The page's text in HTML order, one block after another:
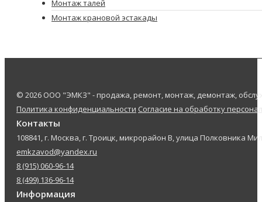
Монтаж талей
Монтаж крановой эстакады
© 2026 ООО "ЭМКЗ" - продажа, ремонт, монтаж, демонтаж,
Политика конфиденциальности Согласие на обработку
Контакты
108841, г. Москва, г. Троицк, микрорайон В, улица Полковника
emkzavod@yandex.ru
8 (915) 060-96-14
8 (499) 136-96-14
Информация